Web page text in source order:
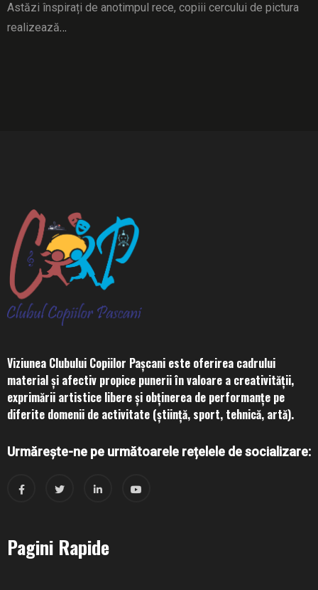
Astăzi înspirați de anotimpul rece, copiii cercului de pictura
realizează…
Viziunea Clubului Copiilor Pașcani este oferirea cadrului
material și afectiv propice punerii în valoare a creativității,
exprimării artistice libere și obținerea de performanțe pe
diferite domenii de activitate (știință, sport, tehnică, artă).
Urmărește-ne pe următoarele rețelele de socializare:
Pagini Rapide